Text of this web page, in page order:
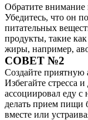
Обратите внимание
Убедитесь, что он
питательных
продукты, такие
жиры, например,
СОВЕТ №2
Создайте
Избегайте стресса
ассоциировал еду
делать прием пищи
вместе или